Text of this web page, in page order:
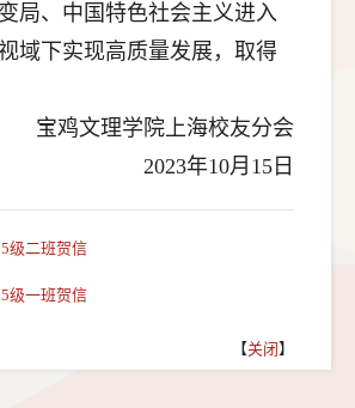
局、中国特色社会主义进入
域下实现高质量发展，取得
宝鸡文理学院上海校友分会
2023年10月15日
级二班贺信
级一班贺信
【关闭 】